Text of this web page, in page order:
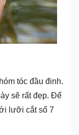
tóc đầu đinh.
sẽ rất đẹp. Để
lưỡi cắt số 7